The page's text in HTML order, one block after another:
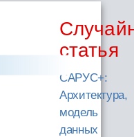
статья
САРУС+:
Архитектура,
модель
данных